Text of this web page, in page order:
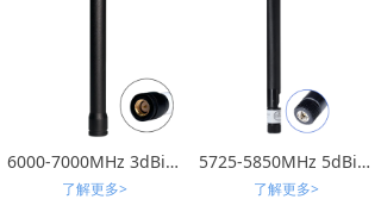
6000-7000MHz 3dBi 12橡胶棒天线（PCB板结构）
了解更多>
5725-5850MHz 5dBi 13橡胶棒折弯 SMAJ
了解更多>